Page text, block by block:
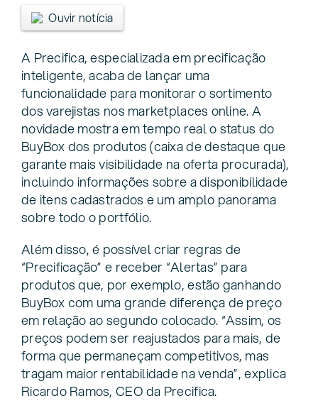
Ouvir notícia
A Precifica, especializada em precificação
inteligente, acaba de lançar uma
funcionalidade para monitorar o sortimento
dos varejistas nos marketplaces online. A
novidade mostra em tempo real o status do
BuyBox dos produtos (caixa de destaque que
garante mais visibilidade na oferta procurada),
incluindo informações sobre a disponibilidade
de itens cadastrados e um amplo panorama
sobre todo o portfólio.
Além disso, é possível criar regras de
“Precificação” e receber “Alertas” para
produtos que, por exemplo, estão ganhando
BuyBox com uma grande diferença de preço
em relação ao segundo colocado. “Assim, os
preços podem ser reajustados para mais, de
forma que permaneçam competitivos, mas
tragam maior rentabilidade na venda”, explica
Ricardo Ramos, CEO da Precifica.